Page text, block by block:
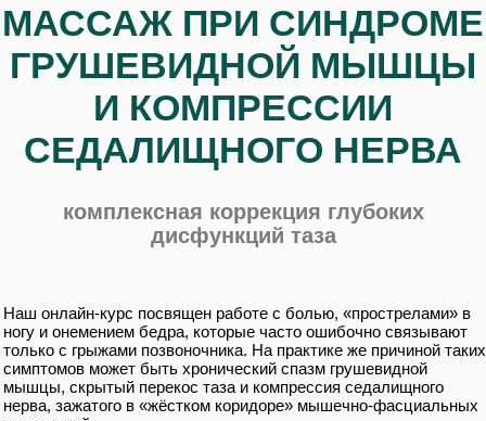
МАССАЖ ПРИ СИНДРОМЕ
ГРУШЕВИДНОЙ МЫШЦЫ
И КОМПРЕССИИ
СЕДАЛИЩНОГО НЕРВА
комплексная коррекция глубоких
дисфункций таза
Наш онлайн-курс посвящен работе с болью, «прострелами» в
ногу и онемением бедра, которые часто ошибочно связывают
только с грыжами позвоночника. На практике же причиной таких
симптомов может быть хронический спазм грушевидной
мышцы, скрытый перекос таза и компрессия седалищного
нерва, зажатого в «жёстком коридоре» мышечно-фасциальных